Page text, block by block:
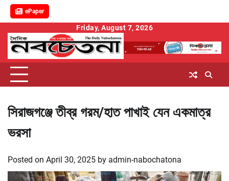
ePaper
content
Friday, August 7, 2026
সিরাজগঞ্জে তীব্র গরম/হাত পাখাই যেন একমাত্র
ভরসা
Posted on April 30, 2025 by admin-nabochatona